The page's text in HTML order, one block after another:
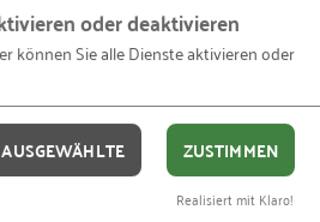
oder deaktivieren
können Sie alle Dienste aktivieren oder
ZUSTIMMEN
Realisiert mit Klaro!